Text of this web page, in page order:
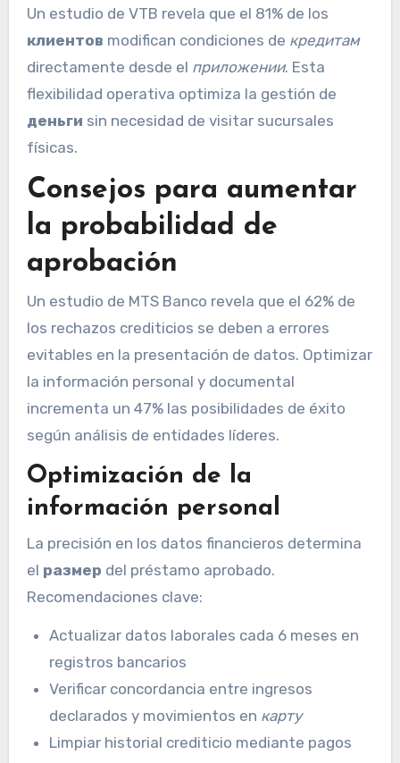
Un estudio de VTB revela que el 81% de los
клиентов modifican condiciones de кредитам
directamente desde el приложении. Esta
flexibilidad operativa optimiza la gestión de
деньги sin necesidad de visitar sucursales
físicas.
Consejos para aumentar
la probabilidad de
aprobación
Un estudio de MTS Banco revela que el 62% de
los rechazos crediticios se deben a errores
evitables en la presentación de datos. Optimizar
la información personal y documental
incrementa un 47% las posibilidades de éxito
según análisis de entidades líderes.
Optimización de la
información personal
La precisión en los datos financieros determina
el размер del préstamo aprobado.
Recomendaciones clave:
Actualizar datos laborales cada 6 meses en
registros bancarios
Verificar concordancia entre ingresos
declarados y movimientos en карту
Limpiar historial crediticio mediante pagos